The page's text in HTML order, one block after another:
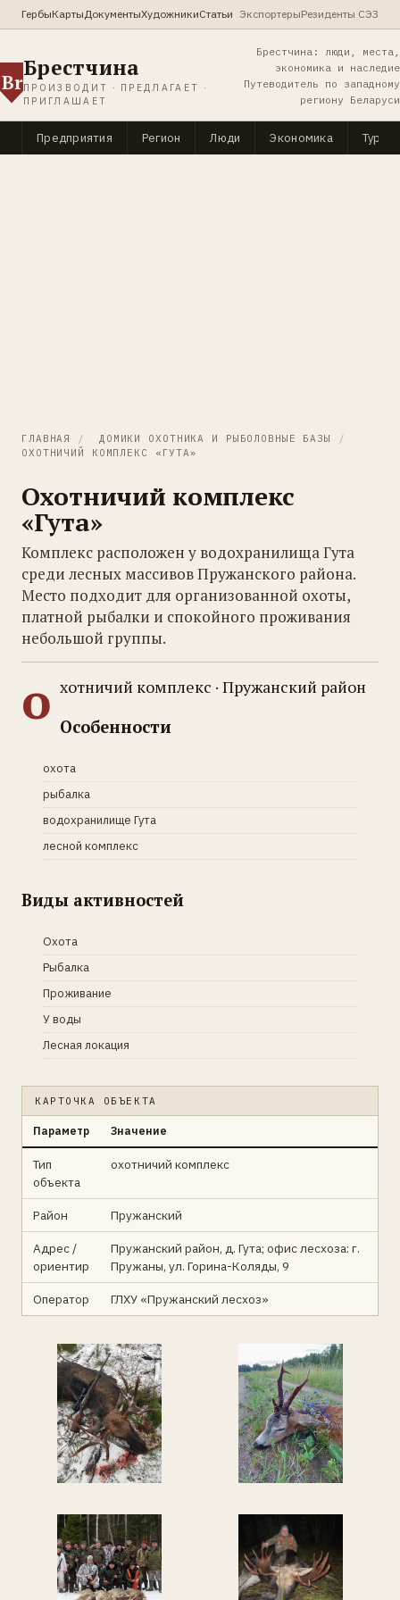
ГербыКартыДокументыХудожникиСтатьи ЭкспортерыРезиденты СЭЗ
Br
Брестчина
ПРОИЗВОДИТ · ПРЕДЛАГАЕТ ·
ПРИГЛАШАЕТ
Брестчина: люди, места,
экономика и наследие
Путеводитель по западному
региону Беларуси
Предприятия Регион Люди Экономика
ГЛАВНАЯ / ДОМИКИ ОХОТНИКА И РЫБОЛОВНЫЕ БАЗЫ
/
ОХОТНИЧИЙ КОМПЛЕКС «ГУТА»
Охотничий комплекс
«Гута»
Комплекс расположен у водохранилища Гута
среди лесных массивов Пружанского района.
Место подходит для организованной охоты,
платной рыбалки и спокойного проживания
небольшой группы.
о хотничий комплекс · Пружанский район
Особенности
охота
рыбалка
водохранилище Гута
лесной комплекс
Виды активностей
Охота
Рыбалка
Проживание
У воды
Лесная локация
КАРТОЧКА ОБЪЕКТА
Параметр Значение
Тип
объекта
охотничий комплекс
Район Пружанский
Адрес /
ориентир
Пружанский район, д. Гута; офис лесхоза: г.
Пружаны, ул. Горина-Коляды, 9
Оператор ГЛХУ «Пружанский лесхоз»